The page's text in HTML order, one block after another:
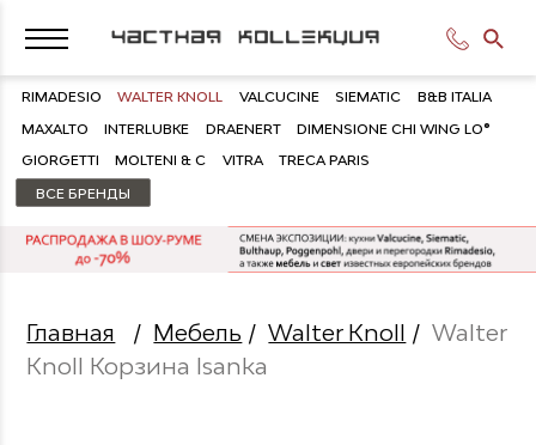
RIMADESIO WALTER KNOLL VALCUCINE SIEMATIC B&B ITALIA
MAXALTO INTERLUBKE DRAENERT DIMENSIONE CHI WING LO®
GIORGETTI MOLTENI & C VITRA TRECA PARIS
ВСЕ БРЕНДЫ
Главная / Мебель /Walter Knoll /Walter
Knoll Корзина Isanka